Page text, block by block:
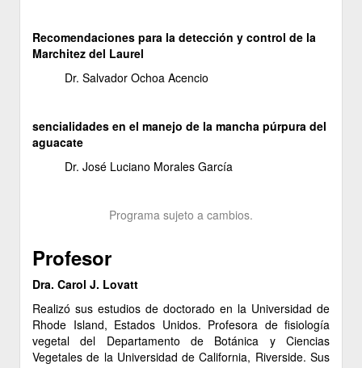
Recomendaciones para la detección y control de la
Marchitez del Laurel
Dr. Salvador Ochoa Acencio
sencialidades en el manejo de la mancha púrpura del
aguacate
Dr. José Luciano Morales García
Programa sujeto a cambios.
Profesor
Dra. Carol J. Lovatt
Realizó sus estudios de doctorado en la Universidad de
Rhode Island, Estados Unidos. Profesora de fisiología
vegetal del Departamento de Botánica y Ciencias
Vegetales de la Universidad de California, Riverside. Sus